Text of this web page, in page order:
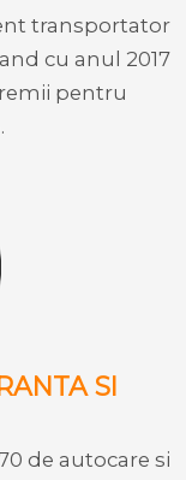
transportator
cu anul 2017
pentru
SI
de autocare si